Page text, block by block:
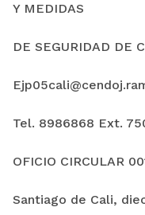
Y MEDIDAS
DE SEGURIDAD DE
Tel. 8986868 Ext.
OFICIO CIRCULAR
Santiago de Cali,